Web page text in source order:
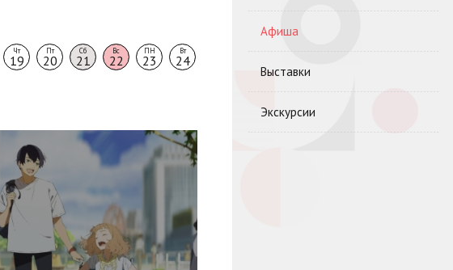
Чт
19
Пт
20
Сб
21
Вс
22
ПН
23
Вт
24
Афиша
Выставки
Экскурсии